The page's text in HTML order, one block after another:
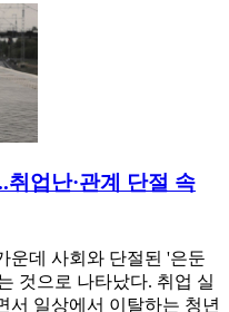
업난·관계 단절 속
운데 사회와 단절된 '은둔
것으로 나타났다. 취업 실
서 일상에서 이탈하는 청년